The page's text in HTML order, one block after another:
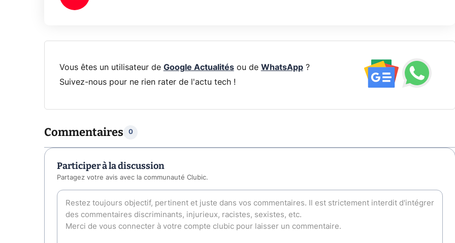
Vous êtes un utilisateur de Google Actualitésou de WhatsApp?
Suivez-nous pour ne rien rater de l'actu tech !
Commentaires 0
Participer à la discussion
Partagez votre avis avec la communauté Clubic.